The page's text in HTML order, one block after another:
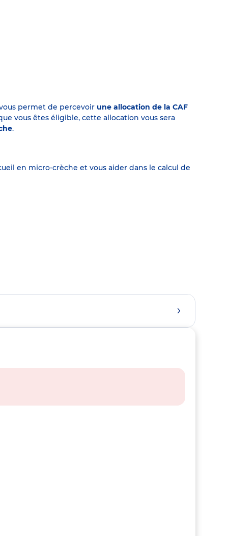
permet de percevoir une allocation de la CAF
vous êtes éligible, cette allocation vous sera
.
en micro-crèche et vous aider dans le calcul de